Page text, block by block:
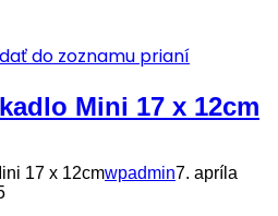
do zoznamu prianí
Mini 17 x 12cm
17 x 12cmwpadmin7. apríla